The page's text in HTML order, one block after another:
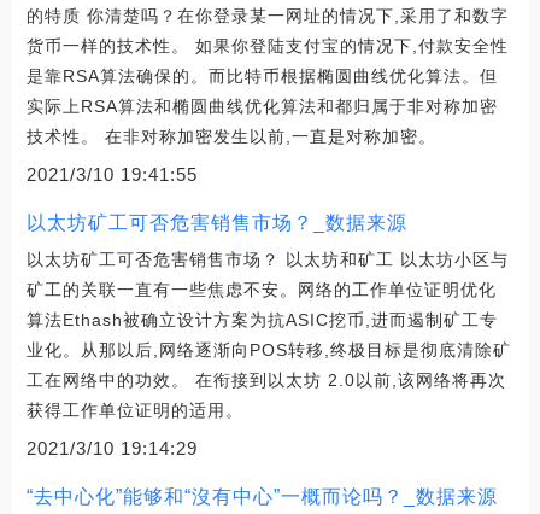
的特质 你清楚吗？在你登录某一网址的情况下,采用了和数字
货币一样的技术性。 如果你登陆支付宝的情况下,付款安全性
是靠RSA算法确保的。而比特币根据椭圆曲线优化算法。但
实际上RSA算法和椭圆曲线优化算法和都归属于非对称加密
技术性。 在非对称加密发生以前,一直是对称加密。
2021/3/10 19:41:55
以太坊矿工可否危害销售市场？_数据来源
以太坊矿工可否危害销售市场？ 以太坊和矿工 以太坊小区与
矿工的关联一直有一些焦虑不安。网络的工作单位证明优化
算法Ethash被确立设计方案为抗ASIC挖币,进而遏制矿工专
业化。从那以后,网络逐渐向POS转移,终极目标是彻底清除矿
工在网络中的功效。 在衔接到以太坊 2.0以前,该网络将再次
获得工作单位证明的适用。
2021/3/10 19:14:29
“去中心化”能够和“沒有中心”一概而论吗？_数据来源